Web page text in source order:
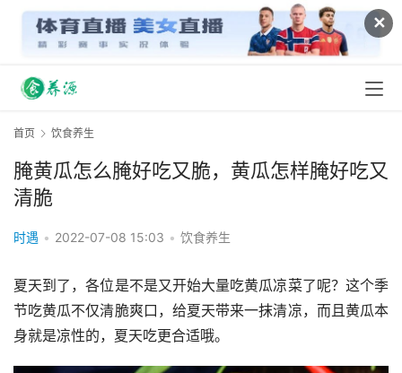
✕
首页 饮食养生
腌黄瓜怎么腌好吃又脆，黄瓜怎样腌好吃又
清脆
时遇 • 2022-07-08 15:03 • 饮食养生
夏天到了，各位是不是又开始大量吃黄瓜凉菜了呢？这个季
节吃黄瓜不仅清脆爽口，给夏天带来一抹清凉，而且黄瓜本
身就是凉性的，夏天吃更合适哦。